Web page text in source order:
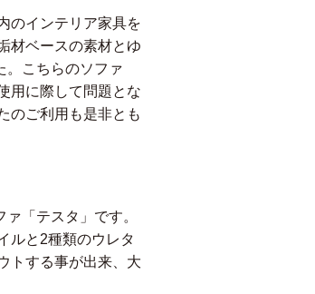
のインテリア家具を
材ベースの素材とゆ
。こちらのソファ
用に際して問題とな
のご利用も是非とも
「テスタ」です。
ルと2種類のウレタ
トする事が出来、大